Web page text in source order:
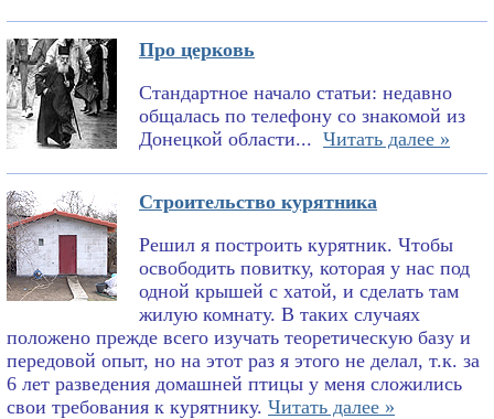
Про церковь
Стандартное начало статьи: недавно
общалась по телефону со знакомой из
Донецкой области... Читать далее »
Строительство курятника
Решил я построить курятник. Чтобы
освободить повитку, которая у нас под
одной крышей с хатой, и сделать там
жилую комнату. В таких случаях
положено прежде всего изучать теоретическую базу и
передовой опыт, но на этот раз я этого не делал, т.к. за
6 лет разведения домашней птицы у меня сложились
свои требования к курятнику. Читать далее »